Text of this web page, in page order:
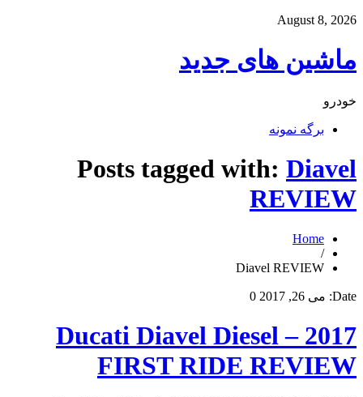
August 8, 2026
ماشین های جدید
خودرو
برگه نمونه
Posts tagged with: Diavel
REVIEW
Home
/
Diavel REVIEW
Date: می 26, 2017 0
2017 Ducati Diavel Diesel –
FIRST RIDE REVIEW